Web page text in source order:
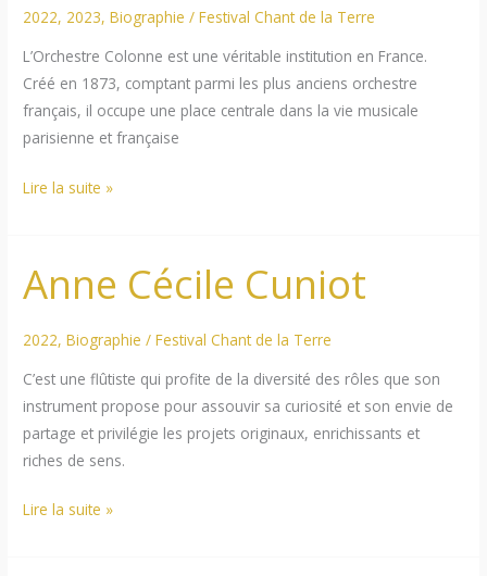
2022, 2023,Biographie /Festival Chant de la Terre
L’Orchestre Colonne est une véritable institution en France.
Créé en 1873, comptant parmi les plus anciens orchestre
français, il occupe une place centrale dans la vie musicale
parisienne et française
Orchestre
Lire la suite »
Anne Cécile Cuniot
2022,Biographie /Festival Chant de la Terre
C’est une flûtiste qui profite de la diversité des rôles que son
instrument propose pour assouvir sa curiosité et son envie de
partage et privilégie les projets originaux, enrichissants et
riches de sens.
Anne
Lire la suite »